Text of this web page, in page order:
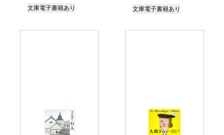
文庫電子書籍あり 文庫電子書籍あり